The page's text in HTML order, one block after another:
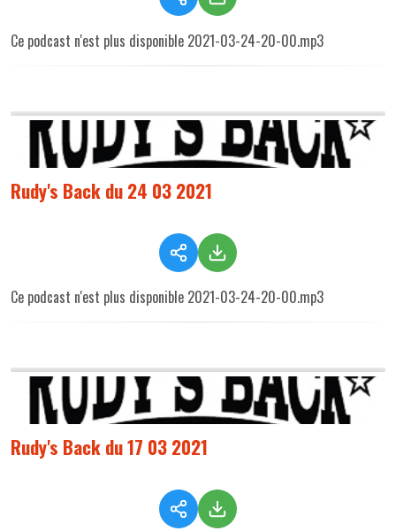
Ce podcast n'est plus disponible 2021-03-24-20-00.mp3
Rudy's Back du 24 03 2021
Ce podcast n'est plus disponible 2021-03-24-20-00.mp3
Rudy's Back du 17 03 2021